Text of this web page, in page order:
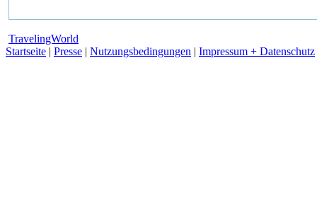
TravelingWorld
Startseite | Presse | Nutzungsbedingungen | Impressum + Datenschutz